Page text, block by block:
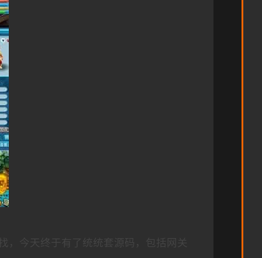
今天终于有了统统套源码，包括网关